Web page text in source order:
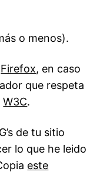
o menos).
Firefox, en caso
que respeta
W3C.
de tu sitio
lo que he leido
este